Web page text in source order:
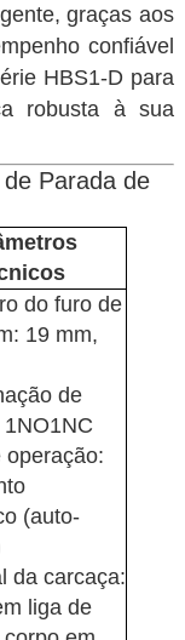
graças aos
confiável
HBS1-D para
robusta à sua
Parada de
do furo de
19 mm,
de
operação:
(auto-
da carcaça:
liga de